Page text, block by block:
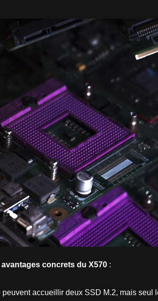
concrets du X570 :
peuvent accueillir deux SSD M.2, mais seul